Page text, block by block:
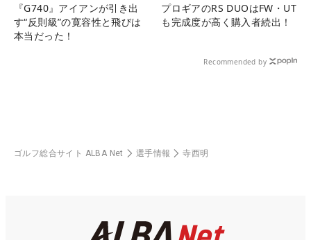
『G740』アイアンが引き出
す“反則級”の寛容性と飛びは
本当だった！
プロギアのRS DUOはFW・UT
も完成度が高く購入者続出！
Recommended by
ゴルフ総合サイト ALBA Net 選手情報 寺西明